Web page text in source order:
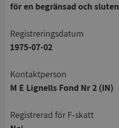
för en begränsad och sluten
registreringsdatum
1975-07-02
Kontaktperson
M E Lignells Fond Nr 2 (IN)
registrerad för F-skatt